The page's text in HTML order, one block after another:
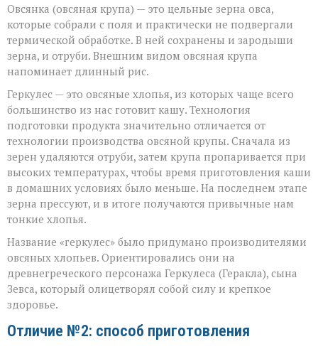
Овсянка (овсяная крупа) — это цельные зерна овса,
которые собрали с поля и практически не подвергали
термической обработке. В ней сохранены и зародыши
зерна, и отруби. Внешним видом овсяная крупа
напоминает длинный рис.
Геркулес — это овсяные хлопья, из которых чаще всего
большинство из нас готовит кашу. Технология
подготовки продукта значительно отличается от
технологии производства овсяной крупы. Сначала из
зерен удаляются отруби, затем крупа пропаривается при
высоких температурах, чтобы время приготовления каши
в домашних условиях было меньше. На последнем этапе
зерна прессуют, и в итоге получаются привычные нам
тонкие хлопья.
Название «геркулес» было придумано производителями
овсяных хлопьев. Ориентировались они на
древнегреческого персонажа Геркулеса (Геракла), сына
Зевса, который олицетворял собой силу и крепкое
здоровье.
Отличие №2: способ приготовления